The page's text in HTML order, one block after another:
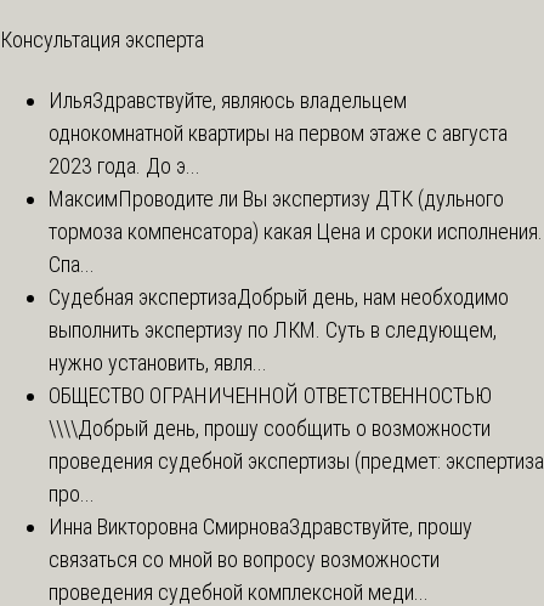
Консультация эксперта
ИльяЗдравствуйте, являюсь владельцем
однокомнатной квартиры на первом этаже с августа
2023 года. До э...
МаксимПроводите ли Вы экспертизу ДТК (дульного
тормоза компенсатора) какая Цена и сроки исполнения.
Спа...
Судебная экспертизаДобрый день, нам необходимо
выполнить экспертизу по ЛКМ. Суть в следующем,
нужно установить, явля...
ОБЩЕСТВО ОГРАНИЧЕННОЙ ОТВЕТСТВЕННОСТЬЮ
\\\\Добрый день, прошу сообщить о возможности
проведения судебной экспертизы (предмет: экспертиза
про...
Инна Викторовна СмирноваЗдравствуйте, прошу
связаться со мной во вопросу возможности
проведения судебной комплексной меди...